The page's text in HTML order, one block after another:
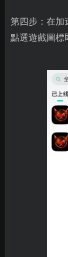
第四步：在加
點選遊戲圖標